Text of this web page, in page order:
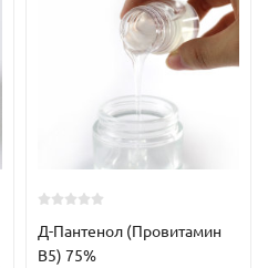
Д-Пантенол (Провитамин
В5) 75%